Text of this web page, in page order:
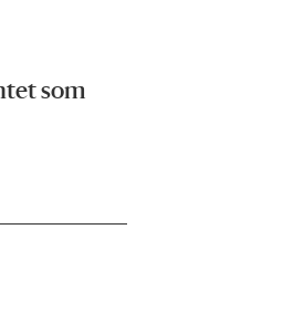
som